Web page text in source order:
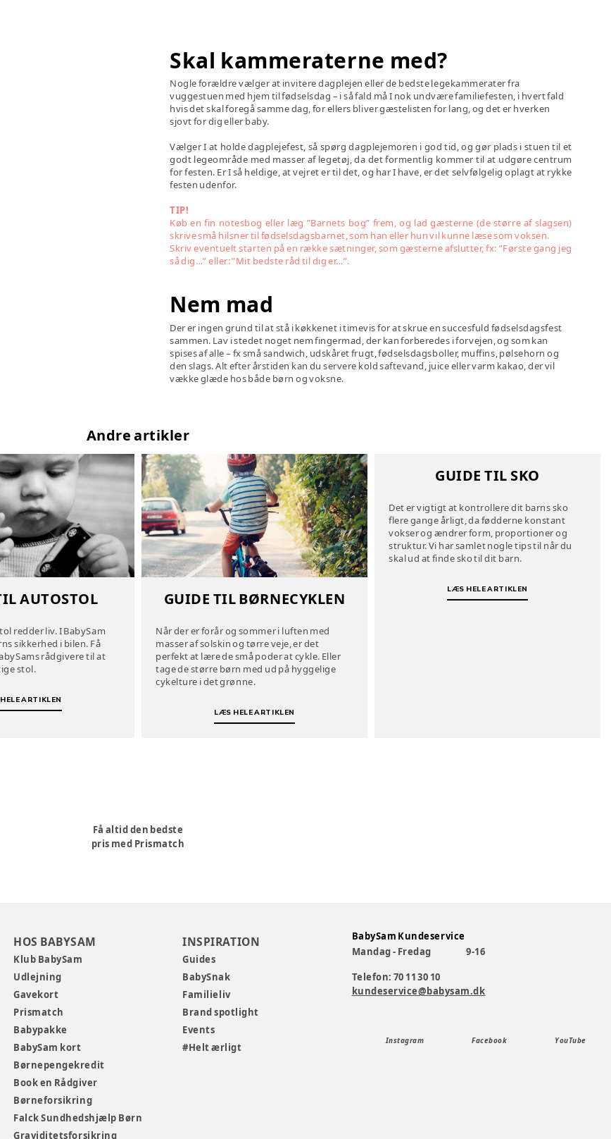
Skal kammeraterne med?
Nogle forældre vælger at invitere dagplejen eller de bedste legekammerater fra
vuggestuen med hjem til fødselsdag – i så fald må I nok undvære familiefesten, i hvert fald
hvis det skal foregå samme dag, for ellers bliver gæstelisten for lang, og det er hverken
sjovt for dig eller baby.
Vælger I at holde dagplejefest, så spørg dagplejemoren i god tid, og gør plads i stuen til et
godt legeområde med masser af legetøj, da det formentlig kommer til at udgøre centrum
for festen. Er I så heldige, at vejret er til det, og har I have, er det selvfølgelig oplagt at rykke
festen udenfor.
TIP!
Køb en fin notesbog eller læg ”Barnets bog” frem, og lad gæsterne (de større af slagsen)
skrive små hilsner til fødselsdagsbarnet, som han eller hun vil kunne læse som voksen.
Skriv eventuelt starten på en række sætninger, som gæsterne afslutter, fx: ”Første gang jeg
så dig…” eller: ”Mit bedste råd til dig er…”.
Nem mad
Der er ingen grund til at stå i køkkenet i timevis for at skrue en succesfuld fødselsdagsfest
sammen. Lav i stedet noget nem fingermad, der kan forberedes i forvejen, og som kan
spises af alle – fx små sandwich, udskåret frugt, fødselsdagsboller, muffins, pølsehorn og
den slags. Alt efter årstiden kan du servere kold saftevand, juice eller varm kakao, der vil
vække glæde hos både børn og voksne.
Andre artikler
AUTOSTOL
redder liv. I BabySam
sikkerhed i bilen. Få
rådgivere til at
stol.
ARTIKLEN
GUIDE TIL BØRNECYKLEN
Når der er forår og sommer i luften med
masser af solskin og tørre veje, er det
perfekt at lære de små poder at cykle. Eller
tage de større børn med ud på hyggelige
cykelture i det grønne.
LÆS HELE ARTIKLEN
GUIDE TIL SKO
Det er vigtigt at kontrollere dit barns sko
flere gange årligt, da fødderne konstant
vokser og ændrer form, proportioner og
struktur. Vi har samlet nogle tips til når du
skal ud at finde sko til dit barn.
LÆS HELE ARTIKLEN
Få altid den bedste
pris med Prismatch
HOS BABYSAM
Klub BabySam
Udlejning
Gavekort
Prismatch
Babypakke
BabySam kort
Børnepengekredit
Book en Rådgiver
Børneforsikring
Falck Sundhedshjælp Børn
Graviditetsforsikring
INSPIRATION
Guides
BabySnak
Familieliv
Brand spotlight
Events
#Helt ærligt
BabySam Kundeservice
Mandag - Fredag
9-16
Telefon: 70 11 30 10
kundeservice@babysam.dk
Instagram Facebook YouTube